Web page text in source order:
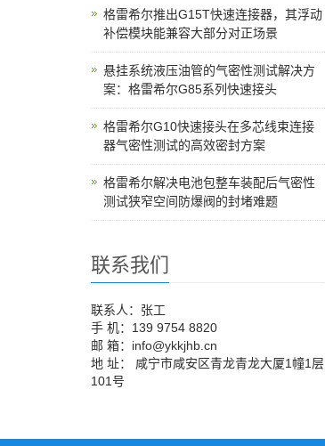
格雷希尔推出G15T快速连接器，其浮动
补偿模块能兼容大部分对正场景
悬挂系统液压油管的气密性测试解决方
案：格雷希尔G85系列快速接头
格雷希尔G10快速接头在多芯线束连接
器气密性测试的高效密封方案
格雷希尔解决电池包整车装配后气密性
测试狭窄空间防爆阀的封堵难题
联系我们
联系人：张工
手 机：139 9754 8820
邮 箱：info@ykkjhb.cn
地 址： 咸宁市咸安区青龙青龙大厦1幢1层
101号